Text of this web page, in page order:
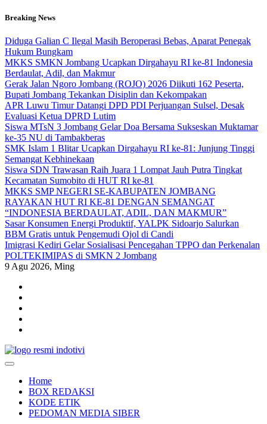
Skip
content
Breaking News
Diduga Galian C Ilegal Masih Beroperasi Bebas, Aparat Penegak
Hukum Bungkam
MKKS SMKN Jombang Ucapkan Dirgahayu RI ke-81 Indonesia
Berdaulat, Adil, dan Makmur
Gerak Jalan Ngoro Jombang (ROJO) 2026 Diikuti 162 Peserta,
Bupati Jombang Tekankan Disiplin dan Kekompakan
APR Luwu Timur Datangi DPD PDI Perjuangan Sulsel, Desak
Evaluasi Ketua DPRD Lutim
Siswa MTsN 3 Jombang Gelar Doa Bersama Sukseskan Muktamar
ke-35 NU di Tambakberas
SMK Islam 1 Blitar Ucapkan Dirgahayu RI ke-81: Junjung Tinggi
Semangat Kebhinekaan
Siswa SDN Trawasan Raih Juara 1 Lompat Jauh Putra Tingkat
Kecamatan Sumobito di HUT RI ke-81
MKKS SMP NEGERI SE-KABUPATEN JOMBANG
RAYAKAN HUT RI KE-81 DENGAN SEMANGAT
“INDONESIA BERDAULAT, ADIL, DAN MAKMUR”
Sasar Konsumen Energi Produktif, YALPK Sidoarjo Salurkan
BBM Gratis untuk Pengemudi Ojol di Candi
Imigrasi Kediri Gelar Sosialisasi Pencegahan TPPO dan Perkenalan
POLTEKIMIPAS di SMKN 2 Jombang
9 Agu 2026, Ming
Home
BOX REDAKSI
KODE ETIK
PEDOMAN MEDIA SIBER